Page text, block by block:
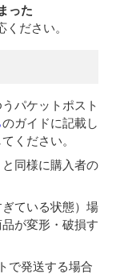
った
ださい。
パケットポスト
のガイドに記載し
ください。
同様に購入者の
ている状態）場
が変形・破損す
で発送する場合